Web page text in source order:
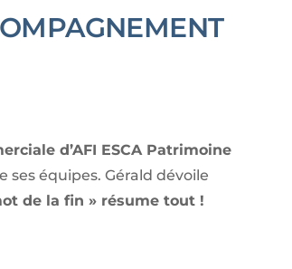
d’AFI ESCA Patrimoine
équipes. Gérald dévoile
de la fin » résume tout !